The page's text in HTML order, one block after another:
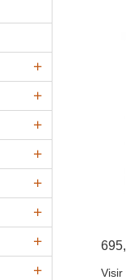
Visir